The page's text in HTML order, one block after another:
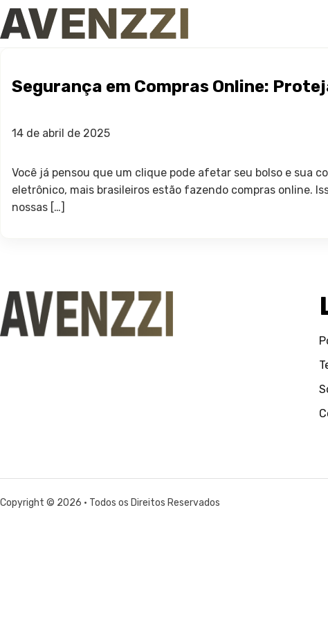
Segurança em Compras Online:
14 de abril de 2025
Você já pensou que um clique pode afetar seu bolso e sua
eletrônico, mais brasileiros estão fazendo compras online.
nossas […]
Copyright © 2026 • Todos os Direitos Reservados